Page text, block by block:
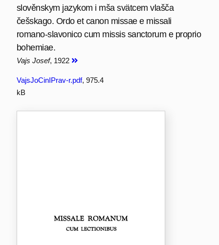
slověnskym jazykom i mša svätcem vlašča
češskago. Ordo et canon missae e missali
romano-slavonico cum missis sanctorum e proprio
bohemiae.
Vajs Josef, 1922
VajsJoCinIPrav-r.pdf, 975.4
kB